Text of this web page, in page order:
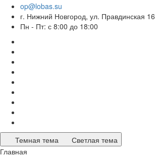
op@lobas.su
г. Нижний Новгород, ул. Правдинская 16
Пн - Пт: с 8:00 до 18:00
Темная тема
Светлая тема
Главная